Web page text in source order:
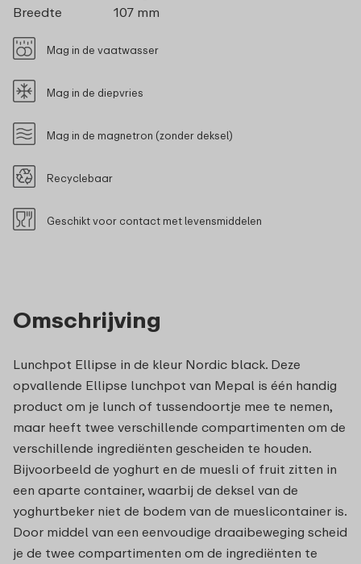
Omschrijving
Lunchpot Ellipse in de kleur Nordic black. Deze
opvallende Ellipse lunchpot van Mepal is één handig
product om je lunch of tussendoortje mee te nemen,
maar heeft twee verschillende compartimenten om de
verschillende ingrediënten gescheiden te houden.
Bijvoorbeeld de yoghurt en de muesli of fruit zitten in
een aparte container, waarbij de deksel van de
yoghurtbeker niet de bodem van de mueslicontainer is.
Door middel van een eenvoudige draaibeweging scheid
je de twee compartimenten om de ingrediënten te
Breedte
107 mm
Mag in de vaatwasser
Mag in de diepvries
Mag in de magnetron (zonder deksel)
Recyclebaar
Geschikt voor contact met levensmiddelen